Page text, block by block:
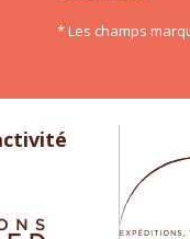
* Les champs